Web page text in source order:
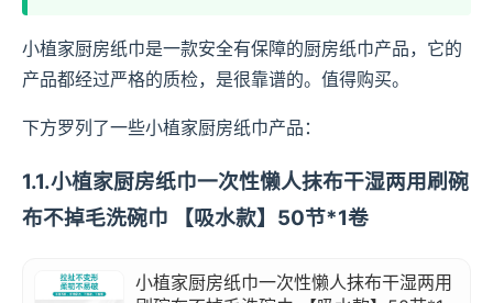
小植家厨房纸巾是一款安全有保障的厨房纸巾产品，它的
产品都经过严格的质检，是很靠谱的。值得购买。
下方罗列了一些小植家厨房纸巾产品：
1.1.小植家厨房纸巾一次性懒人抹布干湿两用刷碗
布不掉毛洗碗巾 【吸水款】50节*1卷
小植家厨房纸巾一次性懒人抹布干湿两用